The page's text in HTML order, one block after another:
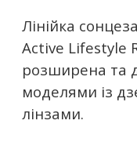
Лінійка
Active Lifestyle
розширена та
моделями із
лінзами.